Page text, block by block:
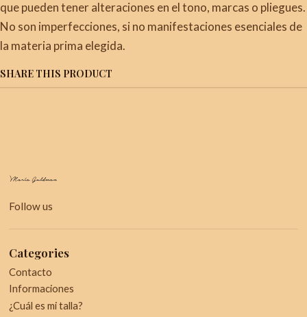
que pueden tener alteraciones en el tono, marcas o pliegues.
No son imperfecciones, si no manifestaciones esenciales de
la materia prima elegida.
SHARE THIS PRODUCT
Follow us
Categories
Contacto
Informaciones
¿Cuál es mi talla?